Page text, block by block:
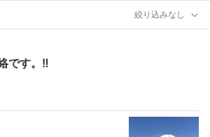
絞り込みなし
です。‼️